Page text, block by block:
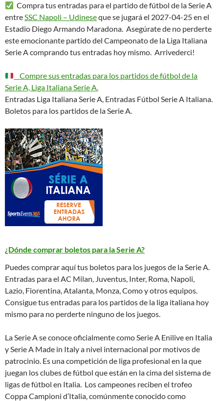
Compra tus entradas para el partido de fútbol de la Serie A
entreSSC Napoli – Udineseque se jugará el 2027-04-25 en el
Estadio Diego Armando Maradona. Asegúrate de no perderte
este emocionante partido del Campeonato de la Liga Italiana
Serie A comprando tus entradas hoy mismo. Arrivederci!
Compre sus entradas para los partidos de fútbol de la
Serie A, Liga Italiana Serie A.
Entradas Liga Italiana Serie A, Entradas Fútbol Serie A Italiana.
Boletos para los partidos de la Serie A.
¿Dónde comprar boletos para la Serie A?
Puedes comprar aquí tus boletos para los juegos de la Serie A.
Entradas para el AC Milan, Juventus, Inter, Roma, Napoli,
Lazio, Fiorentina, Atalanta, Monza, Como y otros equipos.
Consigue tus entradas para los partidos de la liga italiana hoy
mismo para no perderte ninguno de los juegos.
La Serie A se conoce oficialmente como Serie A Enilive en Italia
y Serie A Made in Italy a nivel internacional por motivos de
patrocinio. Es una competición de liga profesional en la que
juegan los clubes de fútbol que están en la cima del sistema de
ligas de fútbol en Italia. Los campeones reciben el trofeo
Coppa Campioni d’Italia, comúnmente conocido como